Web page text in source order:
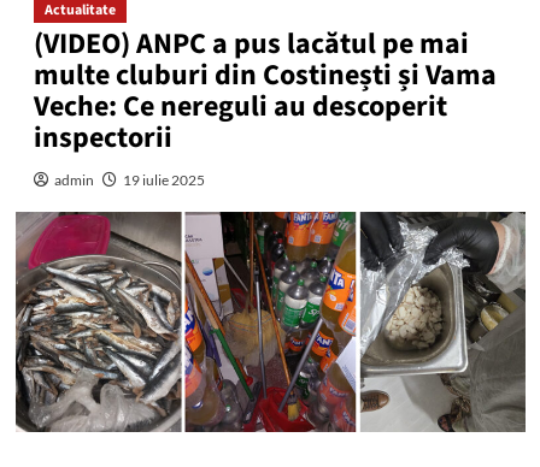
Actualitate
(VIDEO) ANPC a pus lacătul pe mai
multe cluburi din Costinești și Vama
Veche: Ce nereguli au descoperit
inspectorii
admin 19 iulie 2025